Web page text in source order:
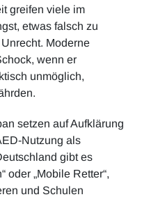
greifen viele im
etwas falsch zu
Moderne
wenn er
unmöglich,
setzen auf Aufklärung
Nutzung als
gibt es
oder „Mobile Retter“,
und Schulen